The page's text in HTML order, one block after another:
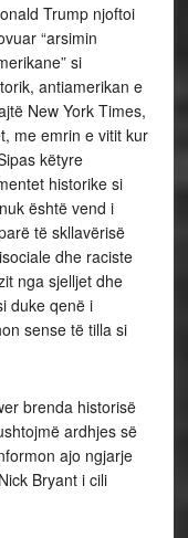
Trump njoftoi
“arsimin
si
antiamerikan e
New York Times,
me emrin e vitit kur
këtyre
historike si
është vend i
të skllavërisë
dhe raciste
nga sjelljet dhe
duke qenë i
sense të tilla si
brenda historisë
ardhjes së
ajo ngjarje
Bryant i cili